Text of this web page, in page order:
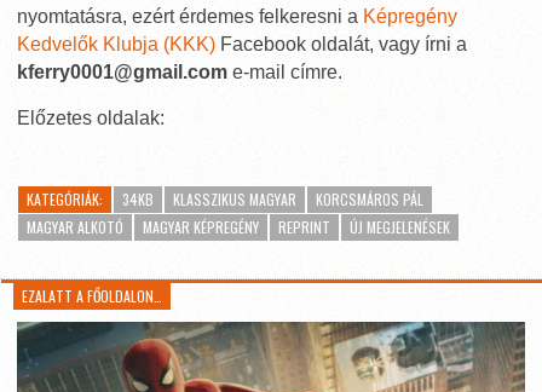
nyomtatásra, ezért érdemes felkeresni a Képregény
Kedvelők Klubja (KKK) Facebook oldalát, vagy írni a
kferry0001@gmail.com e-mail címre.
Előzetes oldalak:
KATEGÓRIÁK: 34KB KLASSZIKUS MAGYAR
KORCSMÁROS PÁL
MAGYAR ALKOTÓ
MAGYAR KÉPREGÉNY REPRINT ÚJ MEGJELENÉSEK
EZALATT A FŐOLDALON…